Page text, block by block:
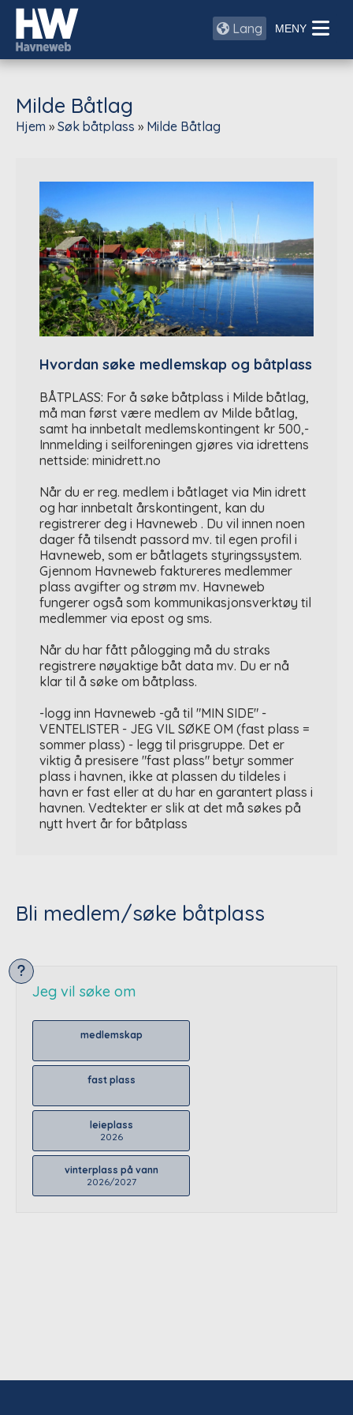
Lang
Milde Båtlag
Hjem » Søk båtplass » Milde Båtlag
Hvordan søke medlemskap og båtplass
BÅTPLASS: For å søke båtplass i Milde båtlag,
må man først være medlem av Milde båtlag,
samt ha innbetalt medlemskontingent kr 500,-
Innmelding i seilforeningen gjøres via idrettens
nettside: minidrett.no
Når du er reg. medlem i båtlaget via Min idrett
og har innbetalt årskontingent, kan du
registrerer deg i Havneweb . Du vil innen noen
dager få tilsendt passord mv. til egen profil i
Havneweb, som er båtlagets styringssystem.
Gjennom Havneweb faktureres medlemmer
plass avgifter og strøm mv. Havneweb
fungerer også som kommunikasjonsverktøy til
medlemmer via epost og sms.
Når du har fått pålogging må du straks
registrere nøyaktige båt data mv. Du er nå
klar til å søke om båtplass.
-logg inn Havneweb -gå til "MIN SIDE" -
VENTELISTER - JEG VIL SØKE OM (fast plass =
sommer plass) - legg til prisgruppe. Det er
viktig å presisere "fast plass" betyr sommer
plass i havnen, ikke at plassen du tildeles i
havn er fast eller at du har en garantert plass i
havnen. Vedtekter er slik at det må søkes på
nytt hvert år for båtplass
Bli medlem/søke båtplass
Jeg vil søke om
medlemskap
fast plass
leieplass
2026
vinterplass på vann
2026/2027